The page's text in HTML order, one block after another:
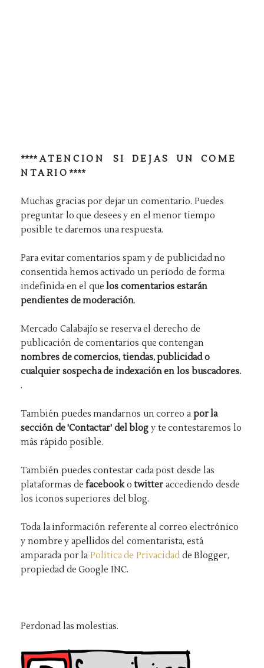
**** A T E N C I O N S I D E J A S U N C O M E
N T A R I O ****
Muchas gracias por dejar un comentario. Puedes
preguntar lo que desees y en el menor tiempo
posible te daremos una respuesta.
Para evitar comentarios spam y de publicidad no
consentida hemos activado un período de forma
indefinida en el quelos comentarios estarán
pendientes de moderación.
Mercado Calabajío se reserva el derecho de
publicación de comentarios que contengan
nombres de comercios, tiendas, publicidad o
cualquier sospecha de indexación en los buscadores.
.
También puedes mandarnos un correo a por la
sección de 'Contactar' del blog y te contestaremos lo
más rápido posible.
También puedes contestar cada post desde las
plataformas defacebookotwitter accediendo desde
los iconos superiores del blog.
Toda la información referente al correo electrónico
y nombre y apellidos del comentarista, está
amparada por la Política de Privacidad de Blogger,
propiedad de Google INC.
Perdonad las molestias.